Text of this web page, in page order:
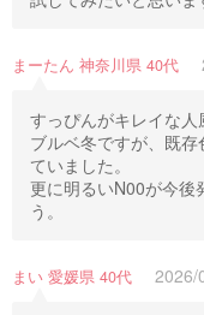
まーたん 神奈川県 40代
すっぴんがキレイな人
ブルベ冬ですが、既
ていました。
更に明るいN00が今後
う。
まい 愛媛県 40代 2026/